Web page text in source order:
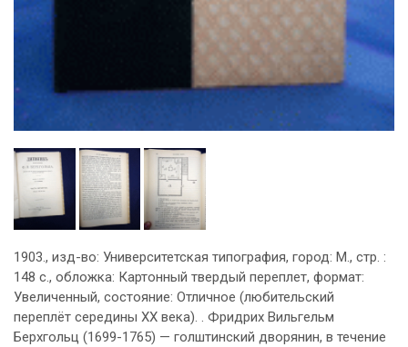
1903., изд-во: Университетская типография, город: М., стр. :
148 с., обложка: Картонный твердый переплет, формат:
Увеличенный, состояние: Отличное (любительский
переплёт середины XX века). . Фридрих Вильгельм
Берхгольц (1699-1765) — голштинский дворянин, в течение